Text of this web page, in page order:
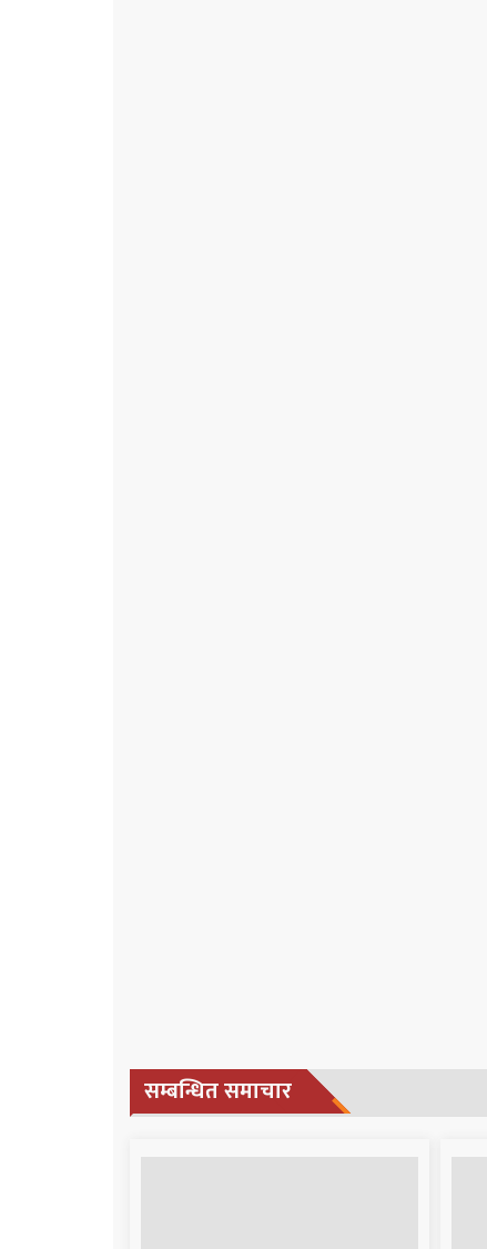
सम्बन्धित समाचार